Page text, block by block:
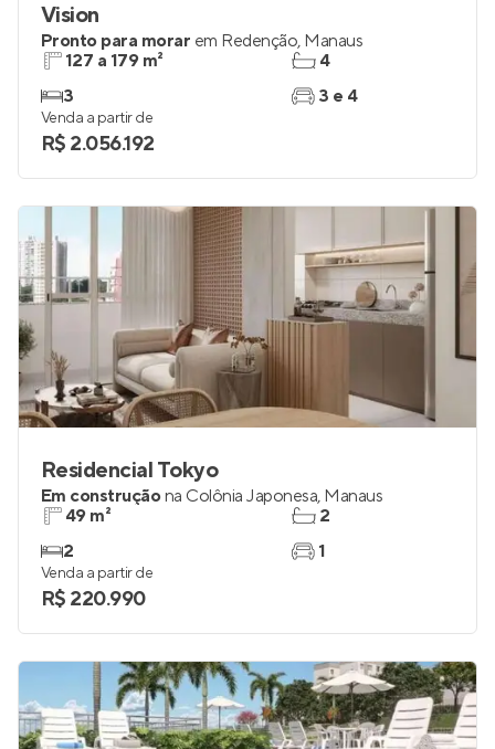
Vision
Pronto para morar em Redenção, Manaus
127 a 179 m²
3
4
3 e 4
Venda a partir de
R$ 2.056.192
Residencial Tokyo
Em construçãona Colônia Japonesa, Manaus
49 m²
2
2
1
Venda a partir de
R$ 220.990